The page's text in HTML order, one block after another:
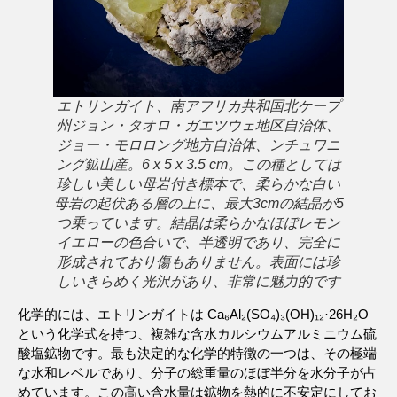
エトリンガイト、南アフリカ共和国北ケープ
州ジョン・タオロ・ガエツウェ地区自治体、
ジョー・モロロング地方自治体、ンチュワニ
ング鉱山産。6 x 5 x 3.5 cm。この種としては
珍しい美しい母岩付き標本で、柔らかな白い
母岩の起伏ある層の上に、最大3cmの結晶が5
つ乗っています。結晶は柔らかなほぼレモン
イエローの色合いで、半透明であり、完全に
形成されており傷もありません。表面には珍
しいきらめく光沢があり、非常に魅力的です
化学的には、エトリンガイトは Ca₆Al₂(SO₄)₃(OH)₁₂·26H₂O
という化学式を持つ、複雑な含水カルシウムアルミニウム硫
酸塩鉱物です。最も決定的な化学的特徴の一つは、その極端
な水和レベルであり、分子の総重量のほぼ半分を水分子が占
めています。この高い含水量は鉱物を熱的に不安定にしてお